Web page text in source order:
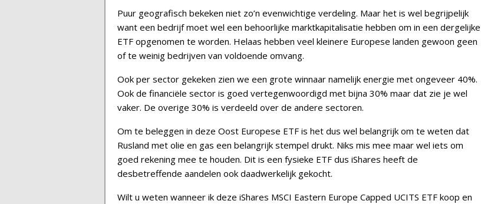
Puur geografisch bekeken niet zo’n evenwichtige verdeling. Maar het is wel begrijpelijk
want een bedrijf moet wel een behoorlijke marktkapitalisatie hebben om in een dergelijke
ETF opgenomen te worden. Helaas hebben veel kleinere Europese landen gewoon geen
of te weinig bedrijven van voldoende omvang.
Ook per sector gekeken zien we een grote winnaar namelijk energie met ongeveer 40%.
Ook de financiële sector is goed vertegenwoordigd met bijna 30% maar dat zie je wel
vaker. De overige 30% is verdeeld over de andere sectoren.
Om te beleggen in deze Oost Europese ETF is het dus wel belangrijk om te weten dat
Rusland met olie en gas een belangrijk stempel drukt. Niks mis mee maar wel iets om
goed rekening mee te houden. Dit is een fysieke ETF dus iShares heeft de
desbetreffende aandelen ook daadwerkelijk gekocht.
Wilt u weten wanneer ik deze iShares MSCI Eastern Europe Capped UCITS ETF koop en